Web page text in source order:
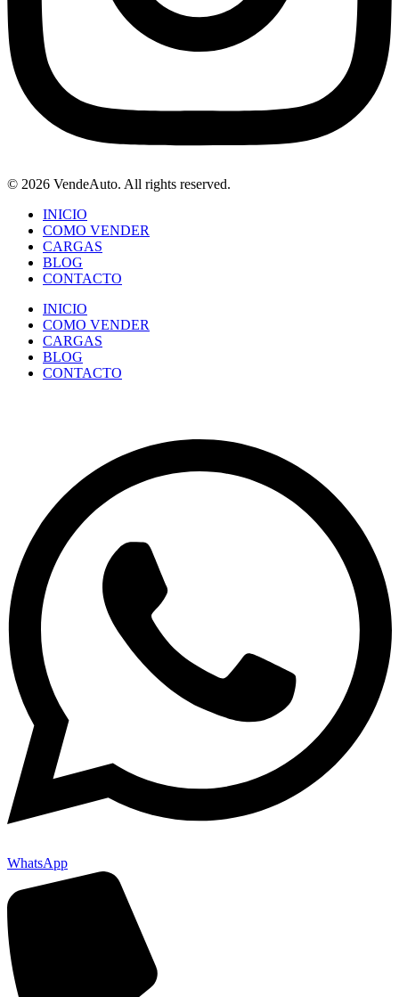
© 2026 VendeAuto. All rights reserved.
INICIO
COMO VENDER
CARGAS
BLOG
CONTACTO
INICIO
COMO VENDER
CARGAS
BLOG
CONTACTO
WhatsApp